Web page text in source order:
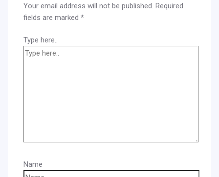
Your email address will not be published. Required
fields are marked*
Type here..
Name